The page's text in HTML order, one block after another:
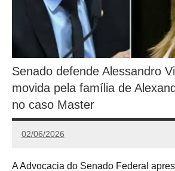
Senado defende Alessandro
movida pela família de
no caso Master
02/06/2026
Calango
A Advocacia do Senado Federal